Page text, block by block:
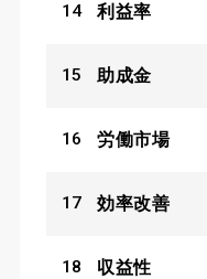
14 利益率
15 助成金
16 労働市場
17 効率改善
18 収益性